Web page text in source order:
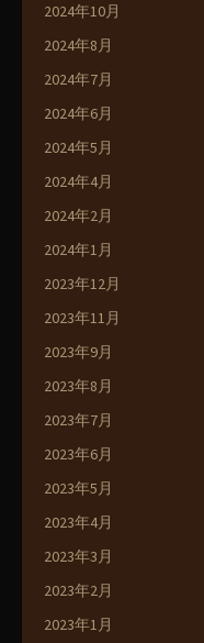
2024年10月
2024年8月
2024年7月
2024年6月
2024年5月
2024年4月
2024年2月
2024年1月
2023年12月
2023年11月
2023年9月
2023年8月
2023年7月
2023年6月
2023年5月
2023年4月
2023年3月
2023年2月
2023年1月